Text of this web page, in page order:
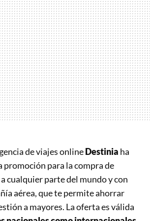
de viajes onlineDestinia ha
promoción para la compra de
cualquier parte del mundo y con
aérea, que te permite ahorrar
a mayores. La oferta es válida